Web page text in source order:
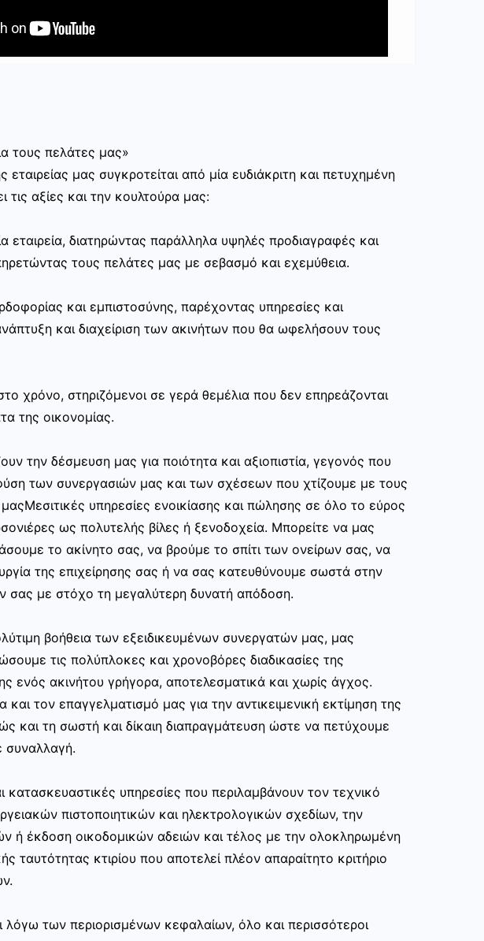
τους πελάτες μας»
μας συγκροτείται από μία ευδιάκριτη και πετυχημένη
τις αξίες και την κουλτούρα μας:
εταιρεία, διατηρώντας παράλληλα υψηλές προδιαγραφές και
τους πελάτες μας με σεβασμό και εχεμύθεια.
και εμπιστοσύνης, παρέχοντας υπηρεσίες και
και διαχείριση των ακινήτων που θα ωφελήσουν τους
χρόνο, στηριζόμενοι σε γερά θεμέλια που δεν επηρεάζονται
της οικονομίας.
την δέσμευση μας για ποιότητα και αξιοπιστία, γεγονός που
των συνεργασιών μας και των σχέσεων που χτίζουμε με τους
υπηρεσίες ενοικίασης και πώλησης σε όλο το εύρος
ως πολυτελής βίλες ή ξενοδοχεία. Μπορείτε να μας
το ακίνητο σας, να βρούμε το σπίτι των ονείρων σας, να
της επιχείρησης σας ή να σας κατευθύνουμε σωστά στην
σας με στόχο τη μεγαλύτερη δυνατή απόδοση.
βοήθεια των εξειδικευμένων συνεργατών μας, μας
τις πολύπλοκες και χρονοβόρες διαδικασίες της
ενός ακινήτου γρήγορα, αποτελεσματικά και χωρίς άγχος.
και τον επαγγελματισμό μας για την αντικειμενική εκτίμηση της
και τη σωστή και δίκαιη διαπραγμάτευση ώστε να πετύχουμε
συναλλαγή.
κατασκευαστικές υπηρεσίες που περιλαμβάνουν τον τεχνικό
πιστοποιητικών και ηλεκτρολογικών σχεδίων, την
ή έκδοση οικοδομικών αδειών και τέλος με την ολοκληρωμένη
ταυτότητας κτιρίου που αποτελεί πλέον απαραίτητο κριτήριο
των περιορισμένων κεφαλαίων, όλο και περισσότεροι